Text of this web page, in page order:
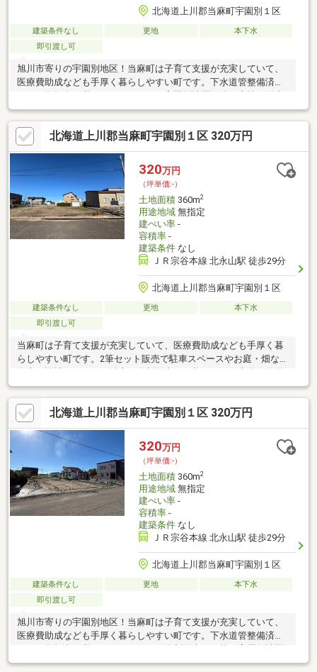
北海道上川郡当麻町宇園別１区
建築条件なし 更地
本下水
即引渡し可
旭川市寄りの宇園別地区！当麻町は子育て支援が充実していて、
医療費助成なども手厚く暮らしやすい町です。下水道管整備済み
なので負担金の必要がありません！宇園別地区で他の土地も販売
中です。ご相談ください！
北海道上川郡当麻町宇園別１区 320万円
320万円
（坪単価:-）
土地面積360m2
用途地域無指定
建ぺい率-
容積率-
建築条件なし
ＪＲ宗谷本線 北永山駅 徒歩29分
北海道上川郡当麻町宇園別１区
建築条件なし 更地
本下水
即引渡し可
当麻町は子育て支援が充実していて、医療費助成なども手厚く暮
らしやすい町です。2筆セット販売で駐車スペースやお庭・畑など
済みなので負担金の必要がありません！宇園別地区で他の土地も
販売中です。ご相談ください！
北海道上川郡当麻町宇園別１区 320万円
320万円
（坪単価:-）
土地面積360m2
用途地域無指定
建ぺい率-
容積率-
建築条件なし
ＪＲ宗谷本線 北永山駅 徒歩29分
北海道上川郡当麻町宇園別１区
建築条件なし 更地
本下水
即引渡し可
旭川市寄りの宇園別地区！当麻町は子育て支援が充実していて、
医療費助成なども手厚く暮らしやすい町です。下水道管整備済み
で他の土地も販売中です。ご相談ください！